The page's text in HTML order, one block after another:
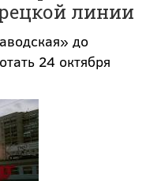
линии
до
24 октября